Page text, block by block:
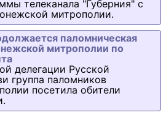
телеканала "Губерния" с
митрополии.
паломническая
митрополии по
делегации Русской
группа паломников
посетила обители